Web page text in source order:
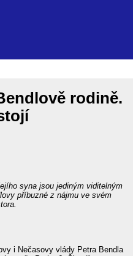
rodině.
syna jsou jediným viditelným
příbuzné z nájmu ve svém
i Nečasovy vlády Petra Bendla